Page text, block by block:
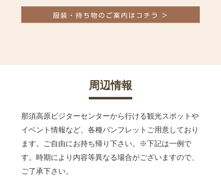
周辺情報
那須高原ビジターセンターから行ける観光スポットや
イベント情報など、各種パンフレットご用意しており
ます。ご自由にお持ち帰り下さい。
※下記は一例で
す。時期により内容等異なる場合がございますので、
ご了承下さい。